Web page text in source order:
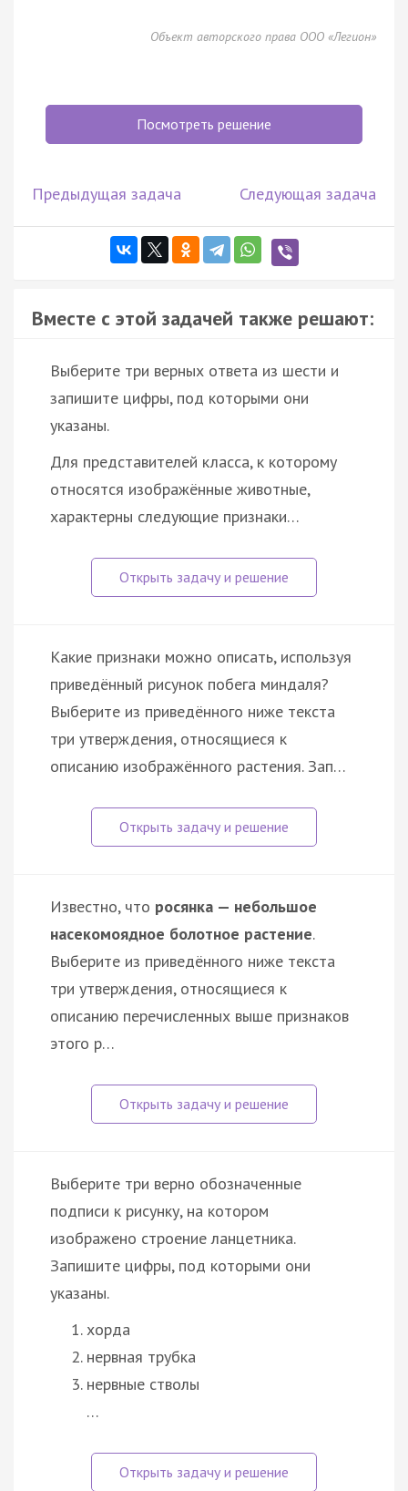
Объект авторского права ООО «Легион»
Посмотреть решение
Предыдущая задача Следующая задача
Вместе с этой задачей также решают:
Выберите три верных ответа из шести и
запишите цифры, под которыми они
указаны.
Для представителей класса, к которому
относятся изображённые животные,
характерны следующие признаки…
Какие признаки можно описать, используя
приведённый рисунок побега миндаля?
Выберите из приведённого ниже текста
три утверждения, относящиеся к
описанию изображённого растения. Зап…
Известно, что росянка — небольшое
насекомоядное болотное растение.
Выберите из приведённого ниже текста
три утверждения, относящиеся к
описанию перечисленных выше признаков
этого р…
Выберите три верно обозначенные
подписи к рисунку, на котором
изображено строение ланцетника.
Запишите цифры, под которыми они
указаны.
хорда
нервная трубка
нервные стволы
…